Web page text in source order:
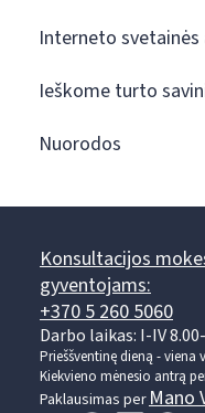
Interneto
Ieškome turto
Nuorodos
Konsultacijos
gyventojams:
+370 5 260 5060
Darbo laikas: I-IV
Prieššventinę dieną - viena
Kiekvieno mėnesio antrą
Paklausimas perMano